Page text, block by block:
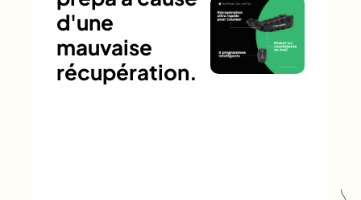
d'une
mauvaise
récupération.